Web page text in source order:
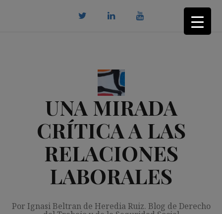
UNA MIRADA
CRÍTICA A LAS
RELACIONES
LABORALES
Por Ignasi Beltran de Heredia Ruiz. Blog de Derecho